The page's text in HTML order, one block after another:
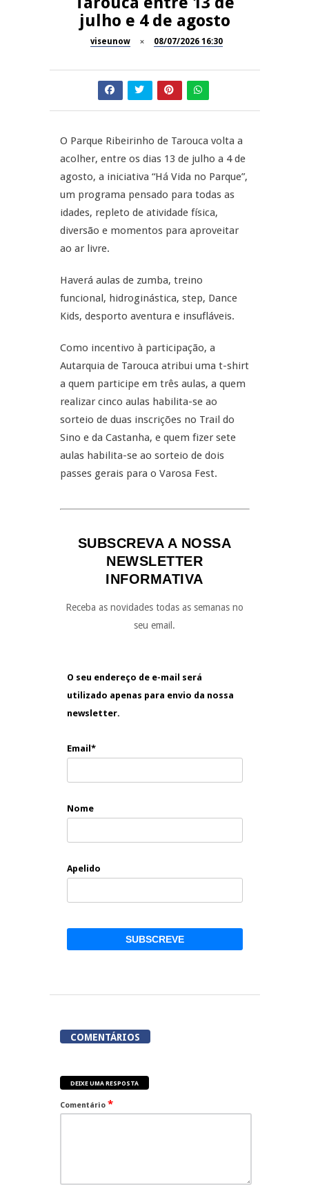
Dia do Foral em São João da
Pesqueira
Summer Fusion em
Sernancelhe
REPORTAGENS
Festas do Concelho de Penalva
MANGUALDE
11º Encontro Gastronómico
Amador de Abrunhosa-a-Velha
Now Opinião – Manuela
Antunes: Problemas nos
Exames Nacionais
julho e 4 de agosto
viseunow 08/07/2026 16:30
O Parque Ribeirinho de Tarouca volta a
acolher, entre os dias 13 de julho a 4 de
agosto, a iniciativa “Há Vida no Parque”,
um programa pensado para todas as
idades, repleto de atividade física,
diversão e momentos para aproveitar
ao ar livre.
Haverá aulas de zumba, treino
funcional, hidroginástica, step, Dance
Kids, desporto aventura e insufláveis.
Como incentivo à participação, a
Autarquia de Tarouca atribui uma t-shirt
a quem participe em três aulas, a quem
realizar cinco aulas habilita-se ao
sorteio de duas inscrições no Trail do
Sino e da Castanha, e quem fizer sete
aulas habilita-se ao sorteio de dois
passes gerais para o Varosa Fest.
SUBSCREVA A NOSSA
NEWSLETTER
INFORMATIVA
Receba as novidades todas as semanas no
seu email.
O seu endereço de e-mail será
utilizado apenas para envio da nossa
newsletter.
Email*
Nome
Apelido
COMENTÁRIOS
DEIXE UMA RESPOSTA
Comentário *